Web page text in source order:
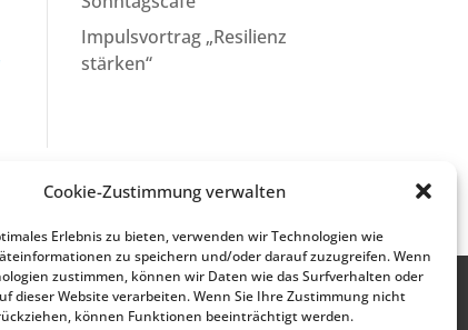
Cookie-Zustimmung verwalten
Erlebnis zu bieten, verwenden wir Technologien wie
zu speichern und/oder darauf zuzugreifen. Wenn
zustimmen, können wir Daten wie das Surfverhalten oder
dieser Website verarbeiten. Wenn Sie Ihre Zustimmung nicht
können Funktionen beeinträchtigt werden.
Impulsvortrag „Resilienz
stärken“